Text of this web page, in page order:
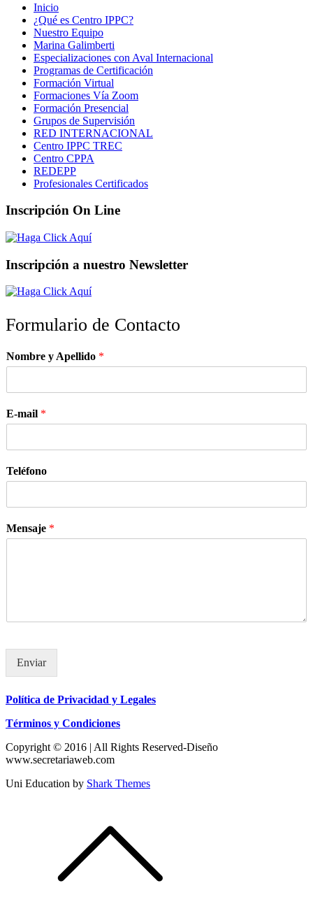
Inicio
¿Qué es Centro IPPC?
Nuestro Equipo
Marina Galimberti
Especializaciones con Aval Internacional
Programas de Certificación
Formación Virtual
Formaciones Vía Zoom
Formación Presencial
Grupos de Supervisión
RED INTERNACIONAL
Centro IPPC TREC
Centro CPPA
REDEPP
Profesionales Certificados
Inscripción On Line
Inscripción a nuestro Newsletter
Formulario de Contacto
Nombre y Apellido *
E-mail *
Teléfono
Mensaje *
Enviar
Política de Privacidad y Legales
Términos y Condiciones
Copyright © 2016 | All Rights Reserved-Diseño
www.secretariaweb.com
Uni Education by Shark Themes